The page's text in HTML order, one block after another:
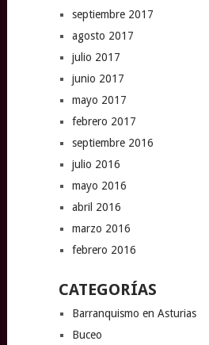
septiembre 2017
agosto 2017
julio 2017
junio 2017
mayo 2017
febrero 2017
septiembre 2016
julio 2016
mayo 2016
abril 2016
marzo 2016
febrero 2016
CATEGORÍAS
Barranquismo en Asturias
Buceo